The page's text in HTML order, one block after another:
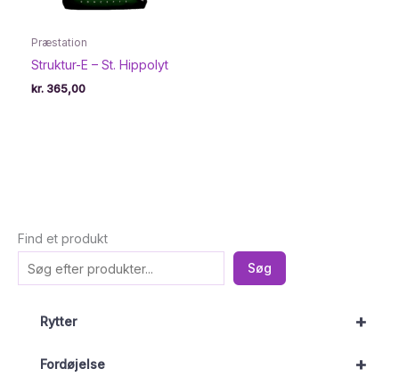
Find et produkt
Søg
+
Rytter
+
Fordøjelse
Præstation
Struktur-E – St. Hippolyt
kr. 365,00